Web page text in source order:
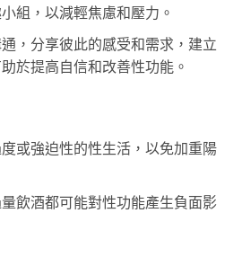
組，以減輕焦慮和壓力。
，分享彼此的感受和需求，建立
於提高自信和改善性功能。
或強迫性的性生活，以免加重陽
飲酒都可能對性功能產生負面影